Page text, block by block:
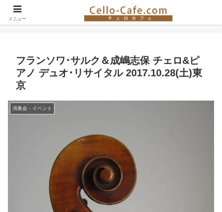
チェロ奏者やチェロ教室の紹介、イベント情報など。チェロの楽しさを伝える
サイト！
フランソワ･サルク＆成嶋志保 チェロ&ピ
アノ デュオ･リサイタル 2017.10.28(土)東
京
演奏会・イベント
メニュー